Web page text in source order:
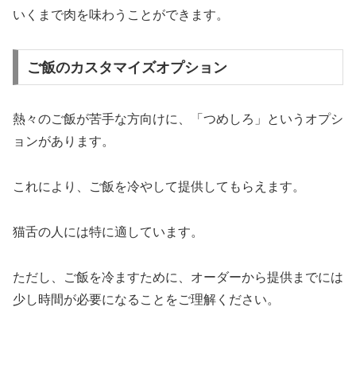
いくまで肉を味わうことができます。
ご飯のカスタマイズオプション
熱々のご飯が苦手な方向けに、「つめしろ」というオプシ
ョンがあります。
これにより、ご飯を冷やして提供してもらえます。
猫舌の人には特に適しています。
ただし、ご飯を冷ますために、オーダーから提供までには
少し時間が必要になることをご理解ください。